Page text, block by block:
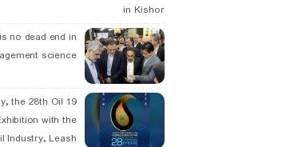
in Kishor
no dead end in
science
the 28th Oil
with the
Industry, Leash